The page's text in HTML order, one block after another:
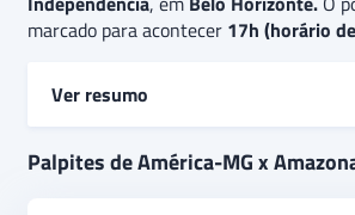
marcado para acontecer 17h (horário
Ver resumo
América-MG e Amazonasterão seus
Palpites de América-MG x